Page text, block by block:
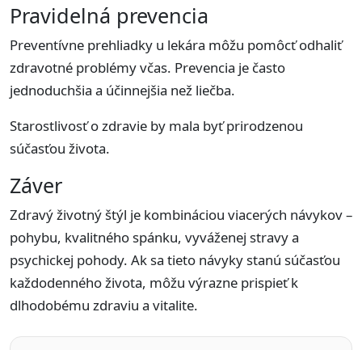
Pravidelná prevencia
Preventívne prehliadky u lekára môžu pomôcť odhaliť
zdravotné problémy včas. Prevencia je často
jednoduchšia a účinnejšia než liečba.
Starostlivosť o zdravie by mala byť prirodzenou
súčasťou života.
Záver
Zdravý životný štýl je kombináciou viacerých návykov –
pohybu, kvalitného spánku, vyváženej stravy a
psychickej pohody. Ak sa tieto návyky stanú súčasťou
každodenného života, môžu výrazne prispieť k
dlhodobému zdraviu a vitalite.